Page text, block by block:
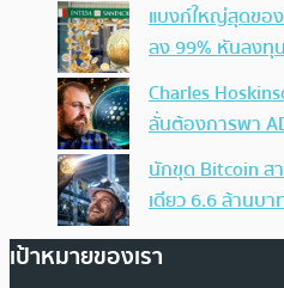
แบงก์ใหญ่สุดขอ
ลง 99% หันลงทุ
Charles
ลั่นต้องการพา
นักขุด Bitcoin ส
เดียว 6.6 ล้านบ
เป้าหมายของเรา